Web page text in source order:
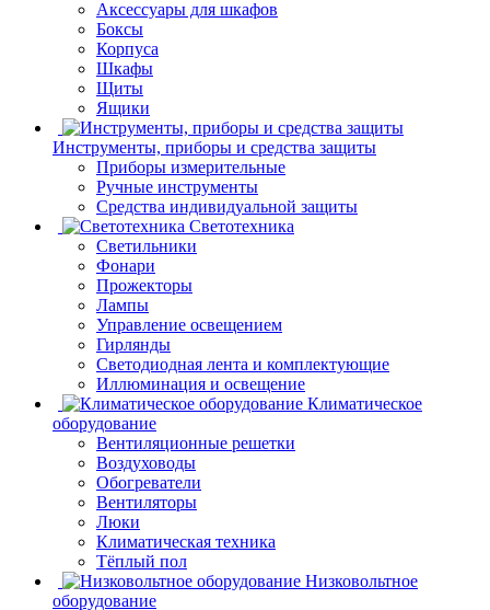
Аксессуары для шкафов
Боксы
Корпуса
Шкафы
Щиты
Ящики
Инструменты, приборы и средства защиты
Приборы измерительные
Ручные инструменты
Средства индивидуальной защиты
Светотехника
Светильники
Фонари
Прожекторы
Лампы
Управление освещением
Гирлянды
Светодиодная лента и комплектующие
Иллюминация и освещение
Климатическое
оборудование
Вентиляционные решетки
Воздуховоды
Обогреватели
Вентиляторы
Люки
Климатическая техника
Тёплый пол
Низковольтное
оборудование